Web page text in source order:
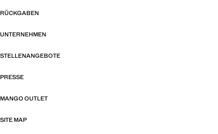
RÜCKGABEN
UNTERNEHMEN
STELLENANGEBOTE
PRESSE
MANGO OUTLET
SITE MAP